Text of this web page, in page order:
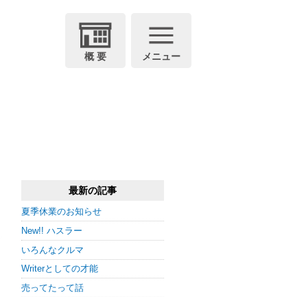
概 要 メニュー
最新の記事
夏季休業のお知らせ
New!! ハスラー
いろんなクルマ
Writerとしての才能
売ってたって話